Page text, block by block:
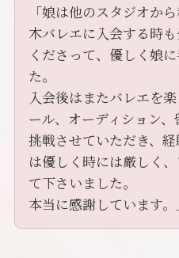
「娘は他のスタジオか
木バレエに入会する時
くださって、優しく娘
た。
入会後はまたバレエを
ール、オーディション
挑戦させていただき、
は優しく時には厳しく
て下さいました。
本当に感謝しています。